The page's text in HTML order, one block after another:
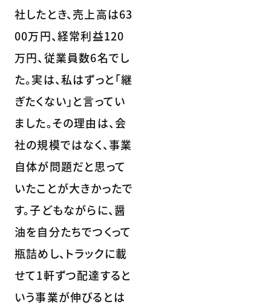
社したとき、売上高は63
00万円、経常利益120
万円、従業員数6名でし
た。実は、私はずっと「継
ぎたくない」と言ってい
ました。その理由は、会
社の規模ではなく、事業
自体が問題だと思って
いたことが大きかったで
す。子どもながらに、醤
油を自分たちでつくって
瓶詰めし、トラックに載
せて1軒ずつ配達すると
いう事業が伸びるとは